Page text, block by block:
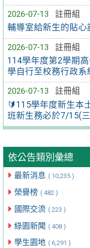
2026-07-13
註冊組
輔導室給新生的貼心
2026-07-13
註冊組
114學年度第2學期
學自行至校務行政系
2026-07-13
註冊組
🔰115學年度新生本
班新生務必於7/15(
依公告類別彙總
最新消息 ( 10,235 )
榮譽榜 ( 482 )
國際交流 ( 223 )
綠園新聞 ( 408 )
學生園地 ( 6,291 )